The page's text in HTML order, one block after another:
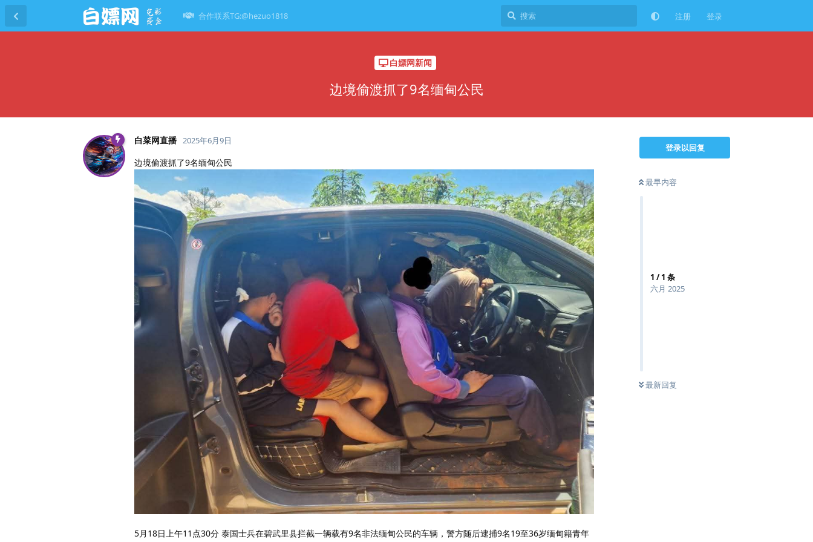
合作联系TG:@hezuo1818 注册 登录
白嫖网新闻
边境偷渡抓了9名缅甸公民
登录以回复
最早内容
1 /1 条
六月 2025
最新回复
白菜网直播 2025年6月9日
边境偷渡抓了9名缅甸公民
5月18日上午11点30分 泰国士兵在碧武里县拦截一辆载有9名非法缅甸公民的车辆，警方随后逮捕9名19至36岁缅甸籍青年